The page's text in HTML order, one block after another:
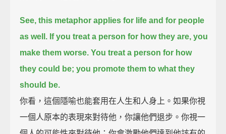
See, this metaphor applies for life and for people
as well. If you treat a person for how they are, you
make them worse. You treat a person for how
they could be; you promote them to what they
should be.
你看，這個隱喻也能套用在人生和人身上。如果你視
一個人原本的表現來對待他，你讓他們退步。你視一